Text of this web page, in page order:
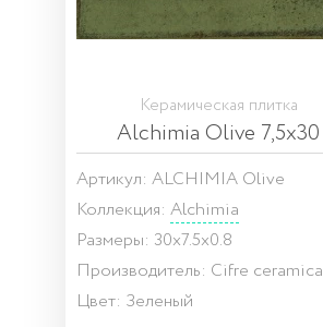
Керамическая плитка
Alchimia Olive 7,5x30
Артикул: ALCHIMIA Olive
Коллекция: Alchimia
Размеры: 30x7.5x0.8
Производитель: Cifre ceramica
Цвет: Зеленый